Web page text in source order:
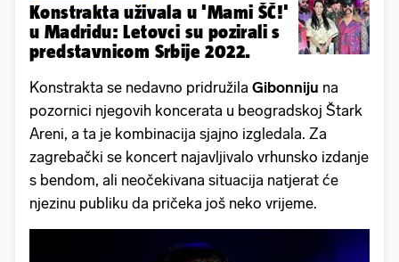
Konstrakta uživala u 'Mami ŠČ!'
u Madridu: Letovci su pozirali s
predstavnicom Srbije 2022.
Konstrakta se nedavno pridružila Gibonniju na
pozornici njegovih koncerata u beogradskoj Štark
Areni, a ta je kombinacija sjajno izgledala. Za
zagrebački se koncert najavljivalo vrhunsko izdanje
s bendom, ali neočekivana situacija natjerat će
njezinu publiku da pričeka još neko vrijeme.